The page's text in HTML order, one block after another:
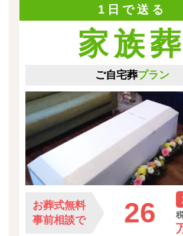
1日で送る
家族葬
ご自宅葬プラン
お葬式無料
事前相談で
26